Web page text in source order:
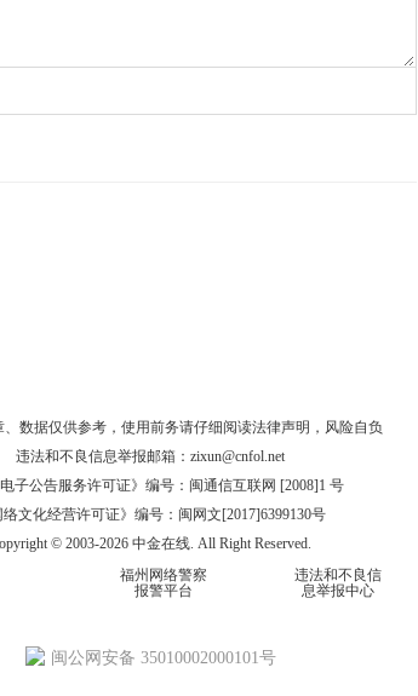
、数据仅供参考，使用前务请仔细阅读法律声明 ，风险自负
违法和不良信息举报邮箱： zixun@cnfol.net
公告服务许可证》编号：闽通信互联网 [2008]1 号
络文化经营许可证》编号：闽网文[2017]6399130号
© 2003-2026 中金在线. All Right Reserved.
福州网络警察
报警平台
违法和不良信
息举报中心
闽公网安备 35010002000101号